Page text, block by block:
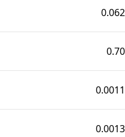
0.062
0.70
0.0011
0.0013